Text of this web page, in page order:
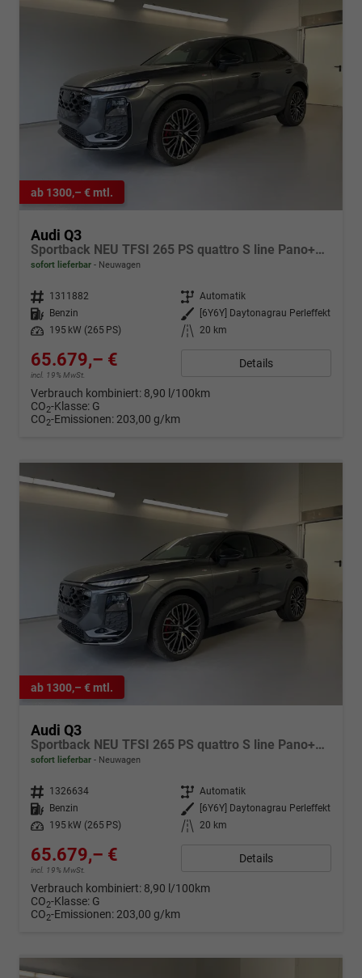
ab 1300,– € mtl.
Audi Q3
Sportback NEU TFSI 265 PS quattro S line Pano+TechPro+Matrix+AHK+HUD+Alu20+KlimaPlus+DCC+SONOS
sofort lieferbar Neuwagen
Fahrzeugnr. 1311882 Getriebe Automatik
Kraftstoff
Benzin Außenfarbe
[6Y6Y] Daytonagrau Perleffekt
Leistung
195 kW (265 PS) Kilometerstand 20 km
65.679,– €
incl. 19% MwSt.
Details
Verbrauch kombiniert: 8,90 l/100km
CO2-Klasse: G
CO2-Emissionen: 203,00 g/km
ab 1300,– € mtl.
Audi Q3
Sportback NEU TFSI 265 PS quattro S line Pano+TechPro+Matrix+AHK+HUD+Alu20+KlimaPlus+DCC+SONOS
sofort lieferbar Neuwagen
Fahrzeugnr. 1326634 Getriebe Automatik
Kraftstoff
Benzin Außenfarbe
[6Y6Y] Daytonagrau Perleffekt
Leistung
195 kW (265 PS) Kilometerstand 20 km
65.679,– €
incl. 19% MwSt.
Details
Verbrauch kombiniert: 8,90 l/100km
CO2-Klasse: G
CO2-Emissionen: 203,00 g/km